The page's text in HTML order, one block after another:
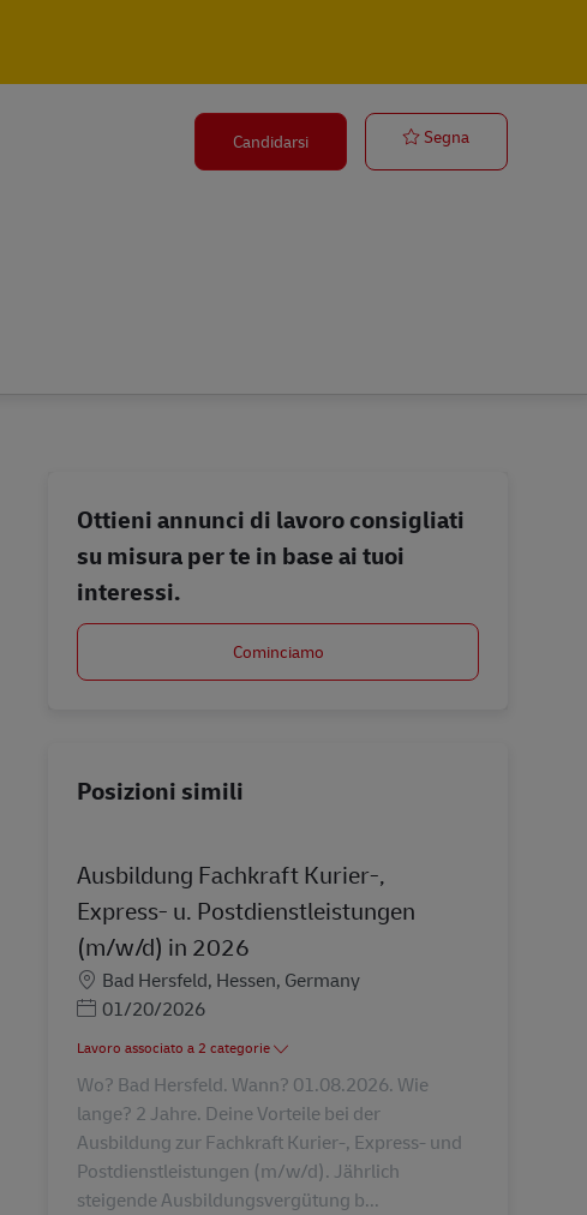
Candidarsi SegnaAusbildung
Ottieni annunci di lavoro consigliati
su misura per te in base ai tuoi
interessi.
Cominciamo
Posizioni simili
Ausbildung Fachkraft Kurier-,
Express- u. Postdienstleistungen
(m/w/d) in 2026
SedeBad Hersfeld, Hessen, Germany
Posted Date
01/20/2026
Lavoro associato a 2 categorie
Wo? Bad Hersfeld. Wann? 01.08.2026. Wie
lange? 2 Jahre. Deine Vorteile bei der
Ausbildung zur Fachkraft Kurier-, Express- und
Postdienstleistungen (m/w/d). Jährlich
steigende Ausbildungsvergütung b...